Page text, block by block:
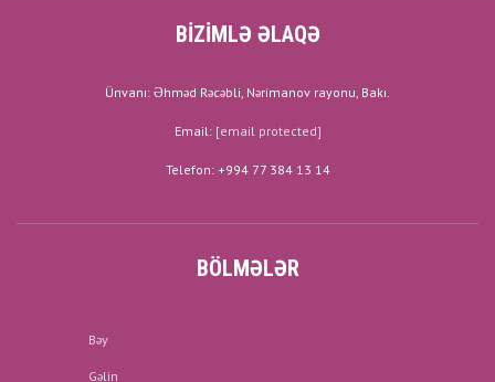
BİZİMLƏ ƏLAQƏ
Ünvanı: Əhməd Rəcəbli, Nərimanov rayonu, Bakı.
Email: [email protected]
Telefon: +994 77 384 13 14
BÖLMƏLƏR
Bəy
Gəlin